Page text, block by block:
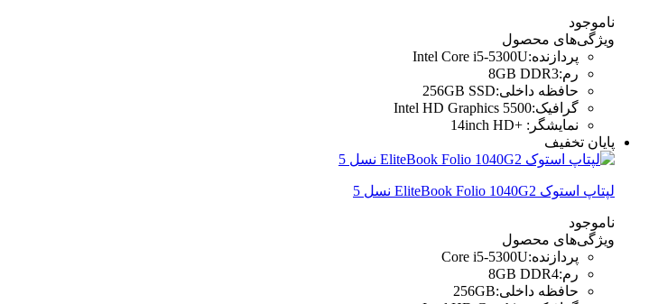
ناموجود
ویژگی‌های محصول
پردازنده:
Intel Core i5-5300U
رم:
8GB DDR3
حافظه داخلی:
256GB SSD
گرافیک:
Intel HD Graphics 5500
نمایشگر :
+14inch HD
پایان تخفیف
لپتاپ استوک EliteBook Folio 1040G2 نسل 5
ناموجود
ویژگی‌های محصول
پردازنده:
Core i5-5300U
رم:
8GB DDR4
حافظه داخلی:
256GB